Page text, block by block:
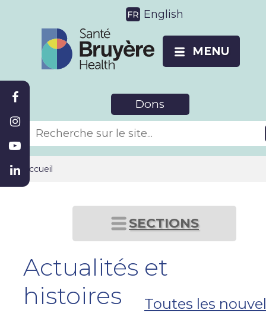
English
MENU
Dons
Accueil
SECTIONS
Actualités et
histoires
Toutes les